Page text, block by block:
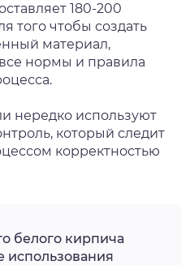
180-200
того чтобы создать
материал,
нормы и правила
нередко используют
который следит
корректностью
белого кирпича
использования